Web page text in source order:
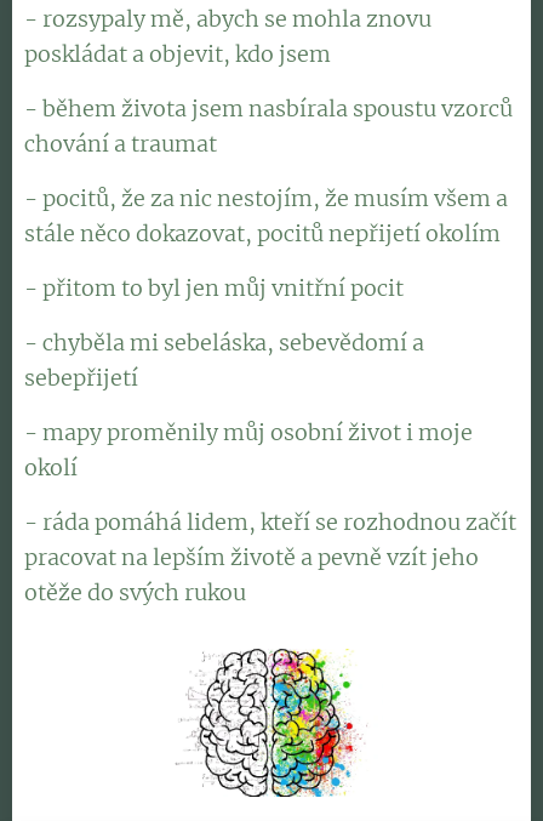
- rozsypaly mě, abych se mohla znovu
poskládat a objevit, kdo jsem
- během života jsem nasbírala spoustu vzorců
chování a traumat
- pocitů, že za nic nestojím, že musím všem a
stále něco dokazovat, pocitů nepřijetí okolím
- přitom to byl jen můj vnitřní pocit
- chyběla mi sebeláska, sebevědomí a
sebepřijetí
- mapy proměnily můj osobní život i moje
okolí
- ráda pomáhá lidem, kteří se rozhodnou začít
pracovat na lepším životě a pevně vzít jeho
otěže do svých rukou